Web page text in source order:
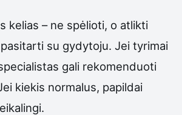
kelias – ne spėlioti, o atlikti
su gydytoju. Jei tyrimai
gali rekomenduoti
kiekis normalus, papildai